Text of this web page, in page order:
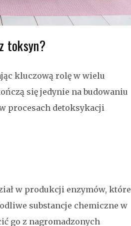
toksyn?
kluczową rolę w wielu
się jedynie na budowaniu
procesach detoksykacji
w produkcji enzymów, które
substancje chemiczne w
go z nagromadzonych